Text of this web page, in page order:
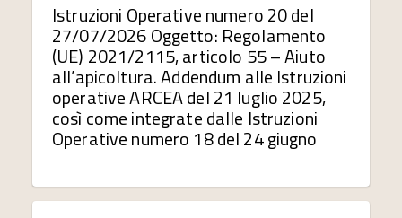
Istruzioni Operative numero 20 del
27/07/2026 Oggetto: Regolamento
(UE) 2021/2115, articolo 55 – Aiuto
all’apicoltura. Addendum alle Istruzioni
operative ARCEA del 21 luglio 2025,
così come integrate dalle Istruzioni
Operative numero 18 del 24 giugno